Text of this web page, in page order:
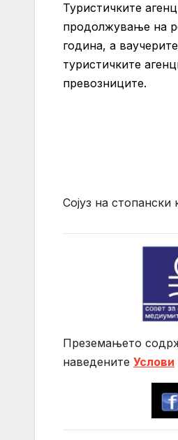
Туристичките
продолжување на
година, а
туристичките
превозниците.
Сојуз на
Преземањето
нaведените Услови